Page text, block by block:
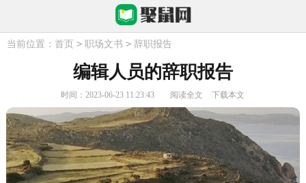
当前位置： 首页 > 职场文书 > 辞职报告
编辑人员的辞职报告
时间：2023-06-23 11:23:43 阅读全文 下载本文